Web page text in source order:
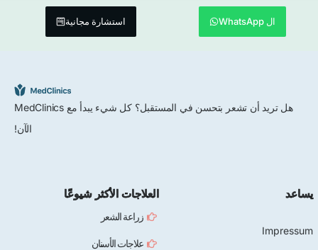
ال WhatsApp استشارة مجانية
هل تريد أن تشعر بتحسن في المستقبل؟ كل شيء يبدأ مع MedClinics
الآن!
يساعد
Impressum
العلاجات الأكثر شيوعًا
زراعة الشعر
علاجات الأسنان